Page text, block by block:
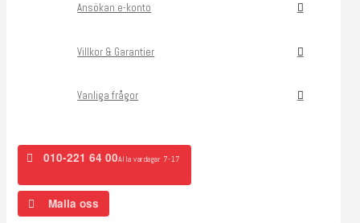
Ansökan e-konto
Villkor & Garantier
Vanliga frågor
010-221 64 00Alla vardagar 7-17
Maila oss